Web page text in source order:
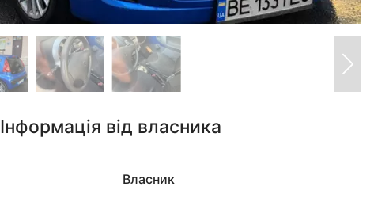
Інформація від власника
Власник